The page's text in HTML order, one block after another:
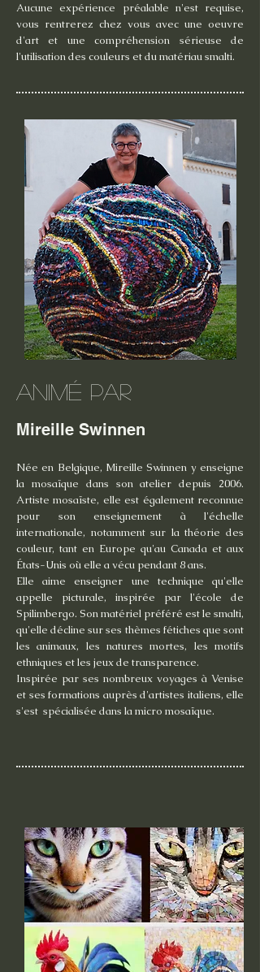
Aucune expérience préalable n'est requise,
vous rentrerez chez vous avec une oeuvre
d'art et une compréhension sérieuse de
l'utilisation des couleurs et du matériau smalti.
Animé par
Mireille Swinnen
Née en Belgique, Mireille Swinnen y enseigne
la mosaïque dans son atelier depuis 2006.
Artiste mosaïste, elle est également reconnue
pour son enseignement à l'échelle
internationale, notamment sur la théorie des
couleur, tant en Europe qu'au Canada et aux
États-Unis où elle a vécu pendant 8 ans.
Elle aime enseigner une technique qu'elle
appelle picturale, inspirée par l'école de
Spilimbergo. Son matériel préféré est le smalti,
qu'elle décline sur ses thèmes fétiches que sont
les animaux, les natures mortes, les motifs
ethniques et les jeux de transparence.
Inspirée par ses nombreux voyages à Venise
et ses formations auprès d'artistes italiens, elle
s'est spécialisée dans la micro mosaïque.